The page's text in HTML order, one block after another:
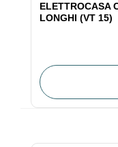
ELETTROCASA
LONGHI (VT 15)